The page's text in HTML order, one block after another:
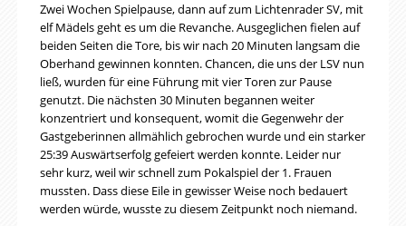
Zwei Wochen Spielpause, dann auf zum Lichtenrader SV, mit
elf Mädels geht es um die Revanche. Ausgeglichen fielen auf
beiden Seiten die Tore, bis wir nach 20 Minuten langsam die
Oberhand gewinnen konnten. Chancen, die uns der LSV nun
ließ, wurden für eine Führung mit vier Toren zur Pause
genutzt. Die nächsten 30 Minuten begannen weiter
konzentriert und konsequent, womit die Gegenwehr der
Gastgeberinnen allmählich gebrochen wurde und ein starker
25:39 Auswärtserfolg gefeiert werden konnte. Leider nur
sehr kurz, weil wir schnell zum Pokalspiel der 1. Frauen
mussten. Dass diese Eile in gewisser Weise noch bedauert
werden würde, wusste zu diesem Zeitpunkt noch niemand.